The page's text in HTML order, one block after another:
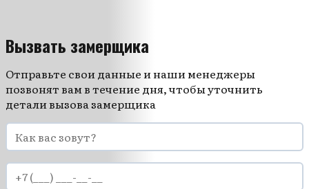
Вызвать замерщика
Отправьте свои данные и наши менеджеры
позвонят вам в течение дня, чтобы уточнить
детали вызова замерщика